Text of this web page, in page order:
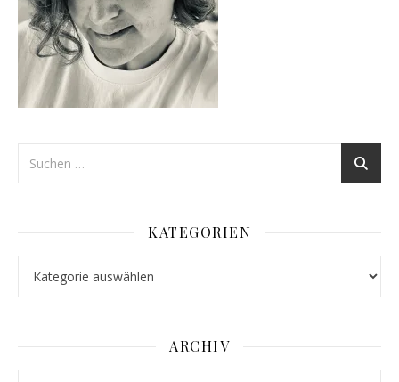
KATEGORIEN
ARCHIV